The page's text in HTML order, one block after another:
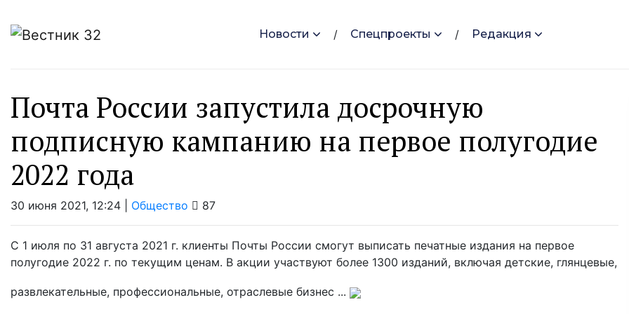
Новости Спецпроекты Редакция
Почта России запустила досрочную
подписную кампанию на первое полугодие
2022 года
30 июня 2021, 12:24 | Общество 87
С 1 июля по 31 августа 2021 г. клиенты Почты России смогут выписать печатные издания на первое
полугодие 2022 г. по текущим ценам. В акции участвуют более 1300 изданий, включая детские, глянцевые,
развлекательные, профессиональные, отраслевые бизнес ...